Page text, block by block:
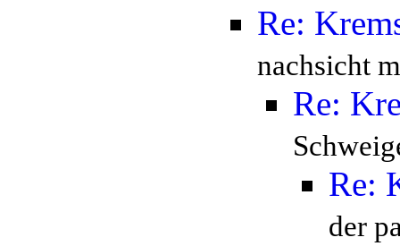
Re:
nachsicht
Re:
Re:
der